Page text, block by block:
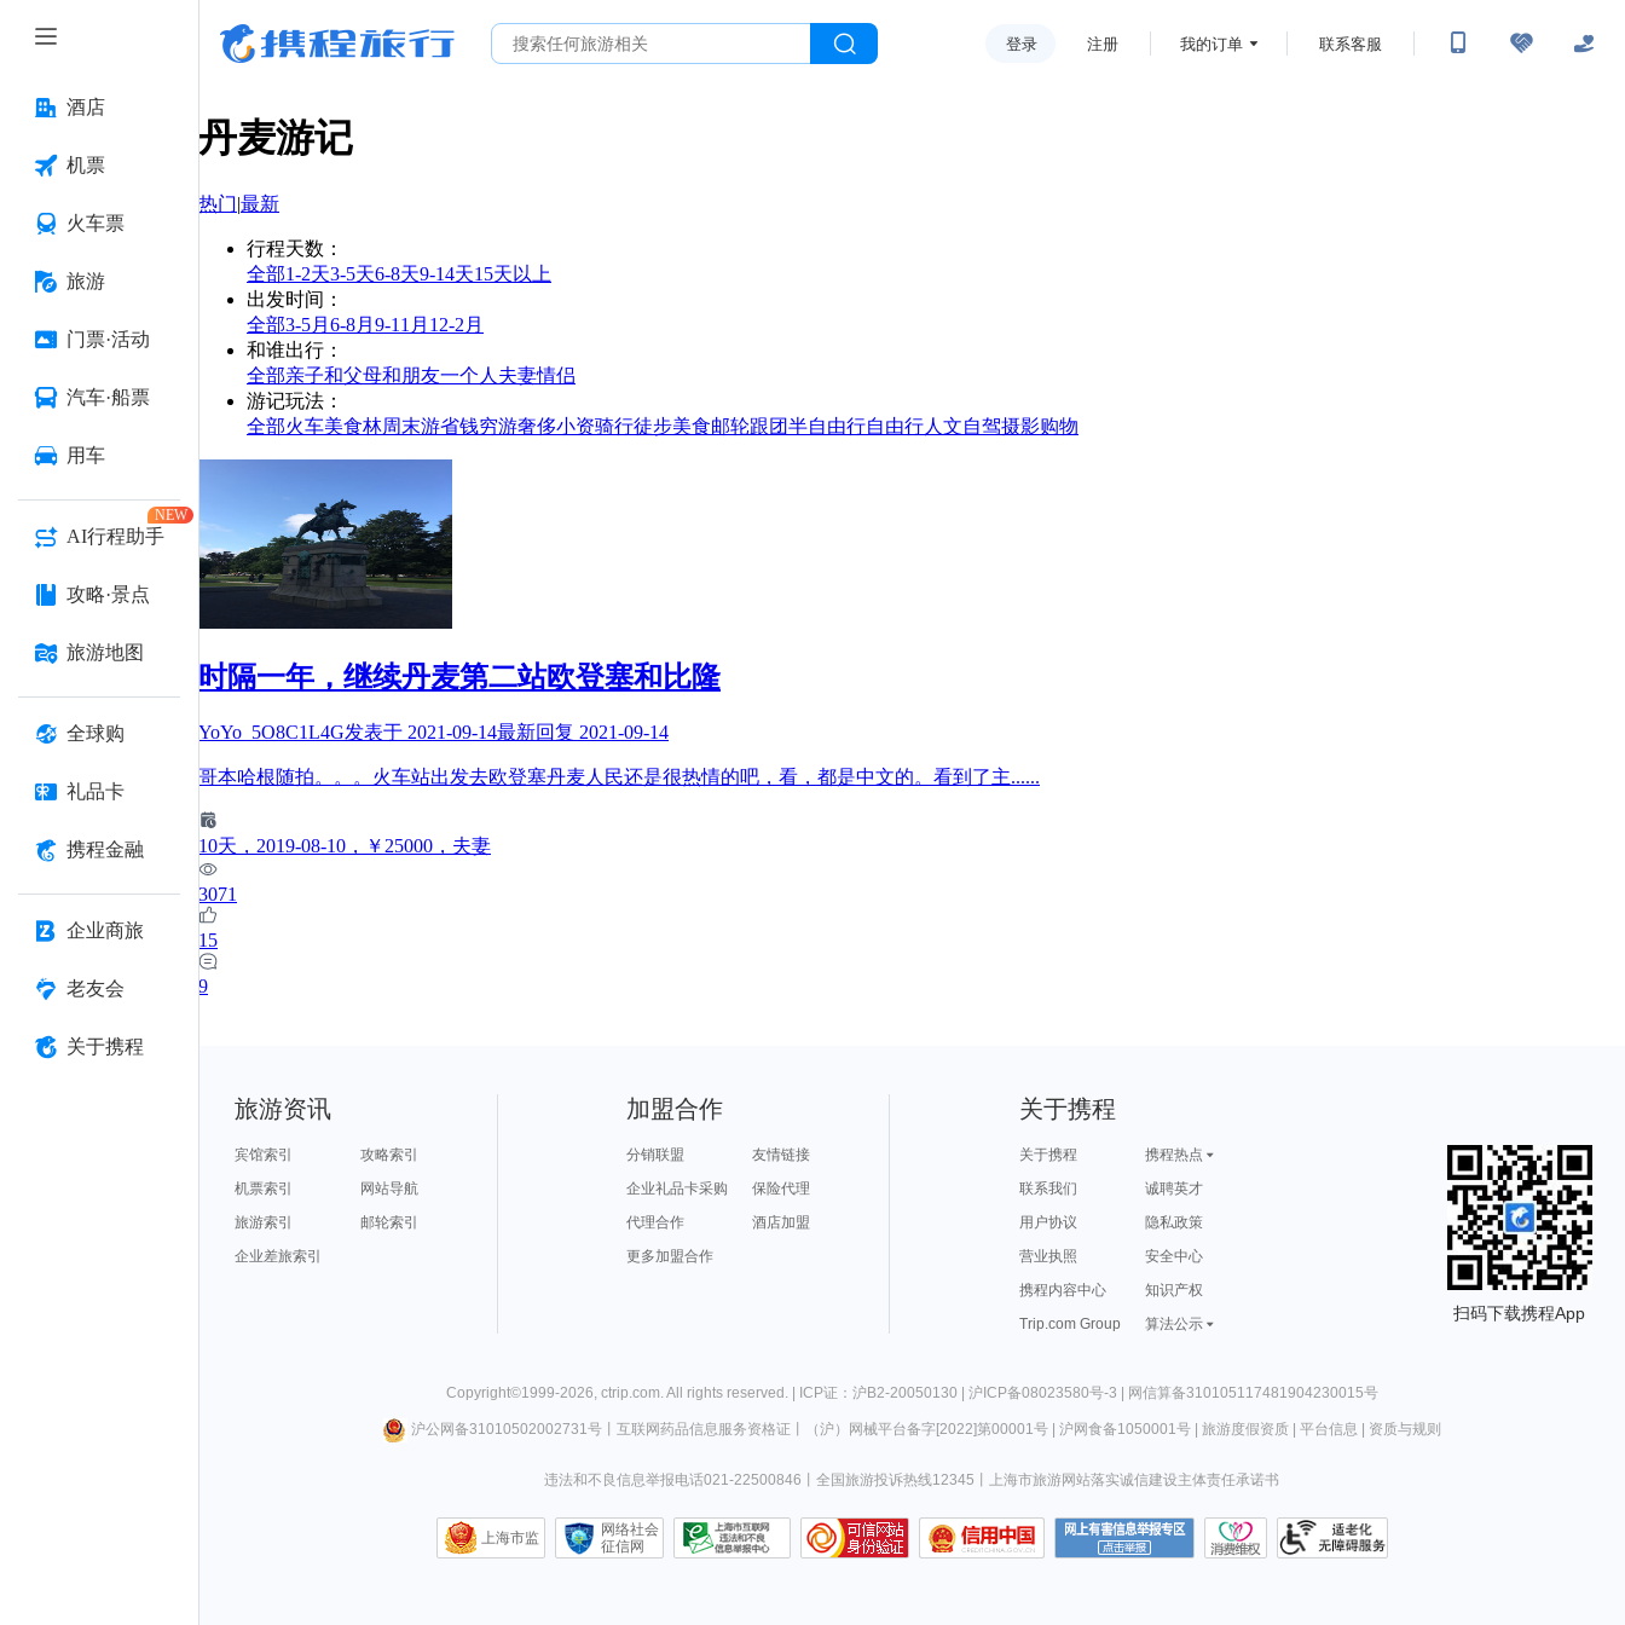
酒店
机票
火车票
旅游
门票·活动
汽车·船票
用车
AI行程助手
NEW
攻略·景点
旅游地图
全球购
礼品卡
携程金融
企业商旅
老友会
关于携程
登录 注册 我的订单 联系客服
丹麦游记
热门|最新
行程天数 ：
全部1-2天3-5天6-8天9-14天15天以上
出发时间 ：
全部3-5月 6-8月 9-11月 12-2月
和谁出行 ：
全部亲子和父母和朋友一个人 夫妻情侣
游记玩法 ：
全部火车美食林周末游省钱穷游奢侈小资骑行徒步美食邮轮跟团半自由行自由行人文自驾摄影购物
时隔一年，继续丹麦第二站欧登塞和比隆
YoYo_5O8C1L4G发表于 2021-09-14最新回复 2021-09-14
哥本哈根随拍。。。火车站出发去欧登塞丹麦人民还是很热情的吧，看，都是中文的。看到了主......
10天 ，2019-08-10 ，￥25000 ，夫妻
3071
15
9
旅游资讯
宾馆索引
攻略索引
机票索引
网站导航
旅游索引
邮轮索引
企业差旅索引
加盟合作
分销联盟
友情链接
企业礼品卡采购
保险代理
代理合作
酒店加盟
更多加盟合作
关于携程
关于携程
携程热点
联系我们
诚聘英才
用户协议
隐私政策
营业执照
安全中心
携程内容中心
知识产权
Trip.com Group
算法公示
扫码下载携程App
Copyright©1999-2026 ctrip.com . All rights reserved. | ICP证：沪B2-20050130 | 沪ICP备08023580号-3 | 网信算备310105117481904230015号
沪公网备31010502002731号丨 互联网药品信息服务资格证 （沪）网械平台备字[2022]第00001号| 沪网食备1050001号| 旅游度假资质| 平台信息 | 资质与规则
违法和不良信息举报电话021-22500846 全国旅游投诉热线12345 上海市旅游网站落实诚信建设主体责任承诺书
上海市监
网络社会
征信网